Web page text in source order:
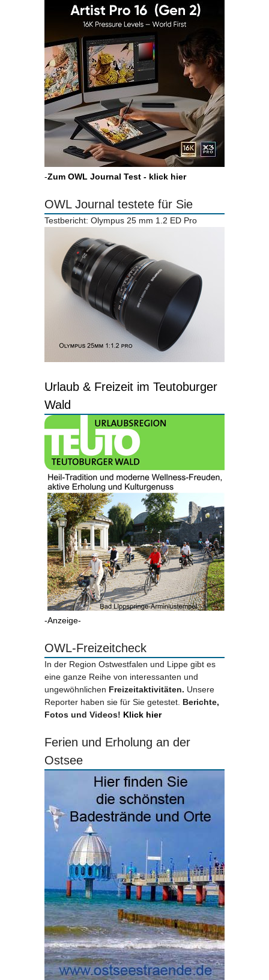
-Zum OWL Journal Test - klick hier
OWL Journal testete für Sie
Testbericht: Olympus 25 mm 1.2 ED Pro
Urlaub & Freizeit im Teutoburger
Wald
-Anzeige-
OWL-Freizeitcheck
In der Region Ostwestfalen und Lippe gibt es
eine ganze Reihe von interessanten und
ungewöhnlichen Freizeitaktivitäten. Unsere
Reporter haben sie für Sie getestet. Berichte,
Fotos und Videos! Klick hier
Ferien und Erholung an der
Ostsee